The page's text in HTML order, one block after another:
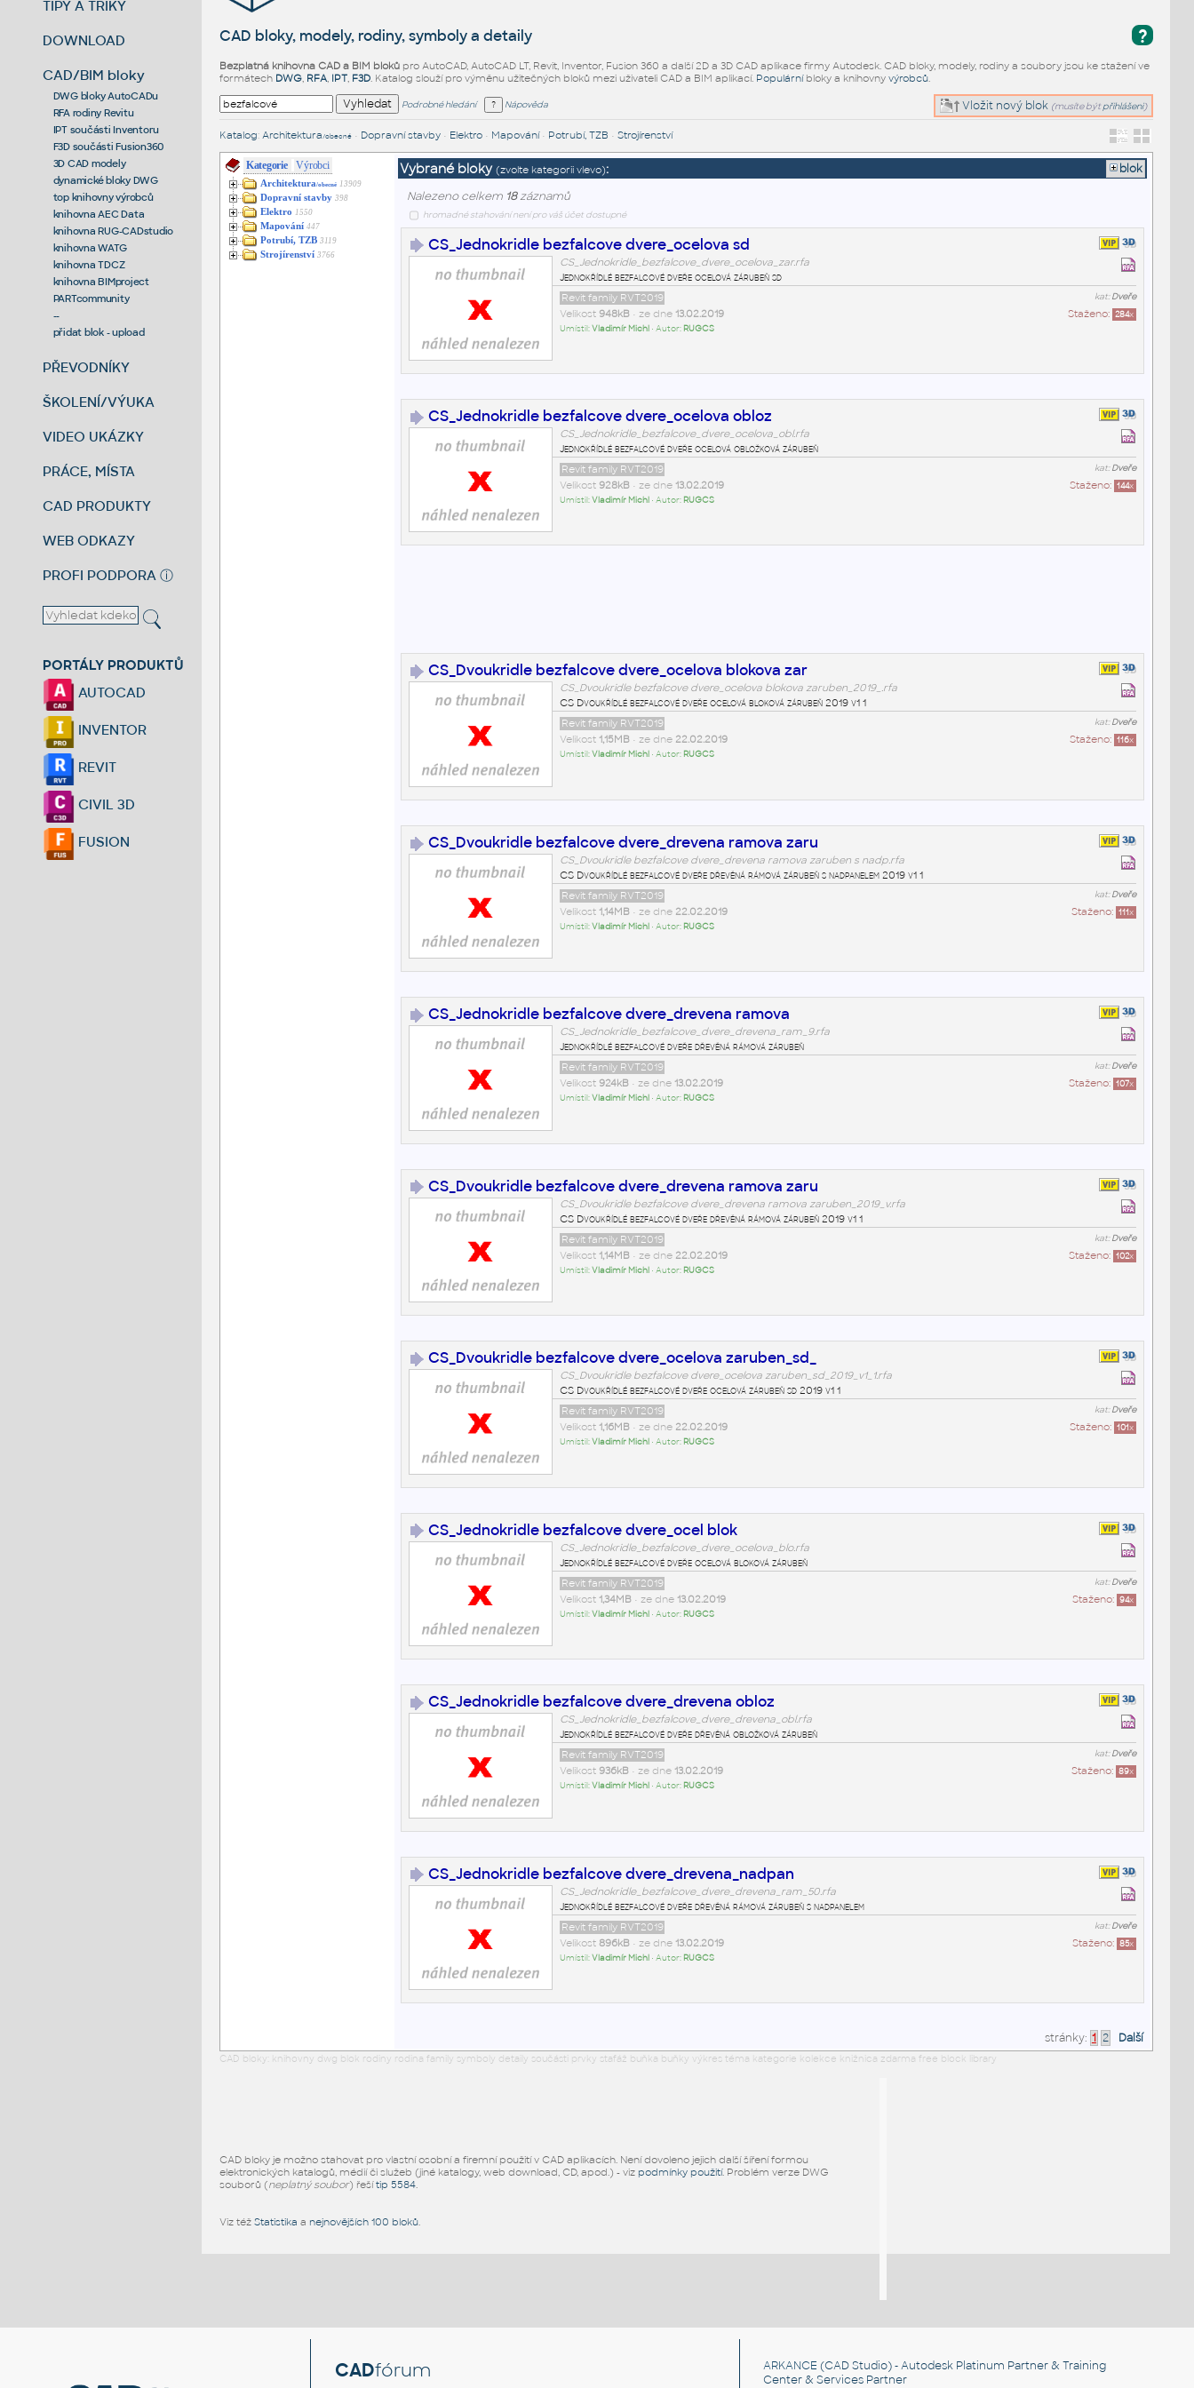
TIPY A TRIKY
DOWNLOAD
CAD/BIM bloky
DWG bloky AutoCADu
RFA rodiny Revitu
IPT součásti Inventoru
F3D součásti Fusion360
3D CAD modely
dynamické bloky DWG
top knihovny výrobců
knihovna AEC Data
knihovna RUG-CADstudio
knihovna WATG
knihovna TDCZ
knihovna BIMproject
PARTcommunity
--
přidat blok - upload
PŘEVODNÍKY
ŠKOLENÍ/VÝUKA
VIDEO UKÁZKY
PRÁCE, MÍSTA
CAD PRODUKTY
WEB ODKAZY
PROFI PODPORA ⓘ
PORTÁLY PRODUKTŮ
AUTOCAD
INVENTOR
REVIT
CIVIL 3D
FUSION
?
CAD bloky, modely, rodiny, symboly a detaily
Bezplatná knihovna CAD a BIM blokůpro AutoCAD, AutoCAD LT, Revit, Inventor, Fusion 360 a další 2D a 3D CAD aplikace firmy Autodesk. CAD bloky, modely, rodiny a soubory jsou ke stažení ve
formátech DWG, RFA, IPT, F3D. Katalog slouží pro výměnu užitečných bloků mezi uživateli CAD a BIM aplikací. Populárníbloky a knihovny výrobců.
Vložit nový blok (musíte být přihlášeni)
Podrobné hledání Nápověda
Katalog: Architektura /obecné• Dopravní stavby• Elektro• Mapování• Potrubí, TZB • Strojírenství
Kategorie Výrobci
Architektura/obecné 13909
Dopravní stavby 398
Elektro 1550
Mapování 447
Potrubí, TZB 3119
Strojírenství 3766
Vybrané bloky (zvolte kategorii vlevo):
blok
Nalezeno celkem 18záznamů
hromadné stahování není pro váš účet dostupné
CS_Jednokridle bezfalcove dvere_ocelova sd
CS_Jednokridle_bezfalcove_dvere_ocelova_zar.rfa
Jednokřídlé bezfalcové dveře ocelová zárubeň sd
kat:Dveře
Revit family RVT2019
Staženo: 284x
Velikost 948kB• ze dne 13.02.2019
Umístil:Vladimír Michl• Autor: RUGCS
CS_Jednokridle bezfalcove dvere_ocelova obloz
CS_Jednokridle_bezfalcove_dvere_ocelova_obl.rfa
Jednokřídlé bezfalcové dveře ocelová obložková zárubeň
kat:Dveře
Revit family RVT2019
Staženo: 144x
Velikost 928kB• ze dne 13.02.2019
Umístil:Vladimír Michl• Autor: RUGCS
CS_Dvoukridle bezfalcove dvere_ocelova blokova zar
CS_Dvoukridle bezfalcove dvere_ocelova blokova zaruben_2019_.rfa
CS Dvoukřídlé bezfalcové dveře ocelová bloková zárubeň 2019 v1 1
kat:Dveře
Revit family RVT2019
Staženo: 116x
Velikost 1,15MB• ze dne 22.02.2019
Umístil:Vladimír Michl• Autor: RUGCS
CS_Dvoukridle bezfalcove dvere_drevena ramova zaru
CS_Dvoukridle bezfalcove dvere_drevena ramova zaruben s nadp.rfa
CS Dvoukřídlé bezfalcové dveře dřevěná rámová zárubeň s nadpanelem 2019 v1 1
kat:Dveře
Revit family RVT2019
Staženo: 111x
Velikost 1,14MB• ze dne 22.02.2019
Umístil:Vladimír Michl• Autor: RUGCS
CS_Jednokridle bezfalcove dvere_drevena ramova
CS_Jednokridle_bezfalcove_dvere_drevena_ram_9.rfa
Jednokřídlé bezfalcové dveře dřevěná rámová zárubeň
kat:Dveře
Revit family RVT2019
Staženo: 107x
Velikost 924kB• ze dne 13.02.2019
Umístil:Vladimír Michl • Autor: RUGCS
CS_Dvoukridle bezfalcove dvere_drevena ramova zaru
CS_Dvoukridle bezfalcove dvere_drevena ramova zaruben_2019_v.rfa
CS Dvoukřídlé bezfalcové dveře dřevěná rámová zárubeň 2019 v1 1
kat:Dveře
Revit family RVT2019
Staženo: 102x
Velikost 1,14MB• ze dne 22.02.2019
Umístil:Vladimír Michl• Autor: RUGCS
CS_Dvoukridle bezfalcove dvere_ocelova zaruben_sd_
CS_Dvoukridle bezfalcove dvere_ocelova zaruben_sd_2019_v1_1.rfa
CS Dvoukřídlé bezfalcové dveře ocelová zárubeň sd 2019 v1 1
kat:Dveře
Revit family RVT2019
Staženo: 101x
Velikost 1,16MB• ze dne 22.02.2019
Umístil:Vladimír Michl • Autor: RUGCS
CS_Jednokridle bezfalcove dvere_ocel blok
CS_Jednokridle_bezfalcove_dvere_ocelova_blo.rfa
Jednokřídlé bezfalcové dveře ocelová bloková zárubeň
kat:Dveře
Revit family RVT2019
Staženo: 94x
Velikost 1,34MB• ze dne 13.02.2019
Umístil:Vladimír Michl• Autor: RUGCS
CS_Jednokridle bezfalcove dvere_drevena obloz
CS_Jednokridle_bezfalcove_dvere_drevena_obl.rfa
Jednokřídlé bezfalcové dveře dřevěná obložková zárubeň
kat:Dveře
Revit family RVT2019
Staženo: 89x
Velikost 936kB• ze dne 13.02.2019
Umístil:Vladimír Michl• Autor: RUGCS
CS_Jednokridle bezfalcove dvere_drevena_nadpan
CS_Jednokridle_bezfalcove_dvere_drevena_ram_50.rfa
Jednokřídlé bezfalcové dveře dřevěná rámová zárubeň s nadpanelem
kat:Dveře
Revit family RVT2019
Staženo: 85x
Velikost 896kB• ze dne 13.02.2019
Umístil:Vladimír Michl• Autor: RUGCS
stránky: 1 2 Další
CAD bloky: knihovny dwg blok rodiny rodina family symboly detaily součásti prvky stafáž buňka buňky výkres téma kategorie kolekce knižnica zdarma free block library
CAD bloky je možno stahovat pro vlastní osobní a firemní použití v CAD aplikacích. Není dovoleno jejich další šíření formou
elektronických katalogů, médií či služeb (jiné katalogy, web download, CD, apod.) - viz podmínky použití. Problém verze DWG
souborů (neplatný soubor) řešítip 5584.
Viz též Statistika a nejnovějších 100 bloků.
CADfórum ARKANCE (CAD Studio) - Autodesk Platinum Partner & Training
Center & Services Partner